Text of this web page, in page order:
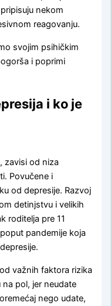
nekom
reagovanju.
svojim psihičkim
i poprimi
i ko je
zavisi od niza
Povučene i
od depresije. Razvoj
detinjstvu i velikih
roditelja pre 11
pandemije koja
važnih faktora rizika
pol, jer neudate
nego udate,